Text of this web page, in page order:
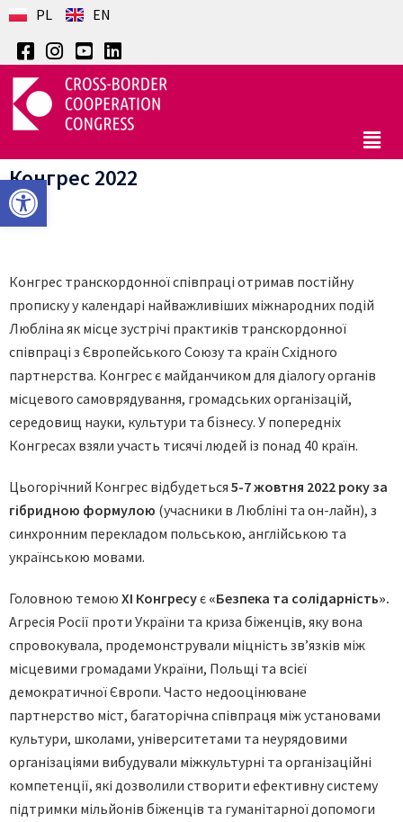
Відкрити Панель інструментів
PL EN
Конгрес 2022
Конгрес транскордонної співпраці отримав постійну
прописку у календарі найважливіших міжнародних подій
Любліна як місце зустрічі практиків транскордонної
співпраці з Європейського Союзу та країн Східного
партнерства. Конгрес є майданчиком для діалогу органів
місцевого самоврядування, громадських організацій,
середовищ науки, культури та бізнесу. У попередніх
Конгресах взяли участь тисячі людей із понад 40 країн.
Цьогорічний Конгрес відбудеться 5-7 жовтня 2022 року за
гібридною формулою (учасники в Любліні та он-лайн), з
синхронним перекладом польською, англійською та
українською мовами.
Головною темою ХІ Конгресує «Безпека та солідарність».
Агресія Росії проти України та криза біженців, яку вона
спровокувала, продемонстрували міцність зв’язків між
місцевими громадами України, Польщі та всієї
демократичної Європи. Часто недооцінюване
партнерство міст, багаторічна співпраця між установами
культури, школами, університетами та неурядовими
організаціями вибудували міжкультурні та організаційні
компетенції, які дозволили створити ефективну систему
підтримки мільйонів біженців та гуманітарної допомоги